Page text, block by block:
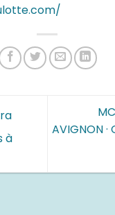
à
AVIGNON ·